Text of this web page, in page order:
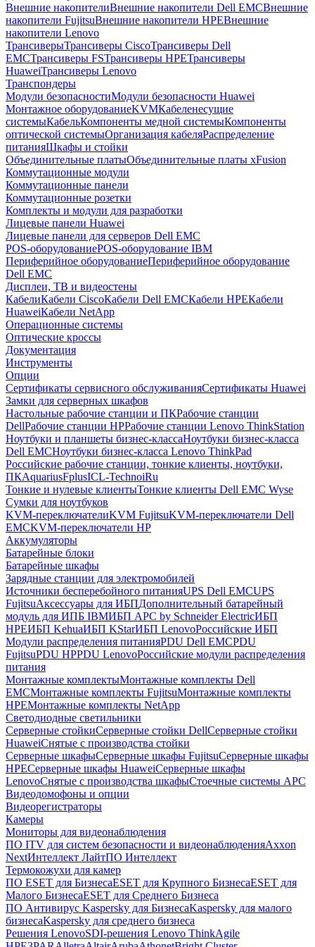
Внешние накопителиВнешние накопители Dell EMCВнешние
накопители FujitsuВнешние накопители HPEВнешние
накопители Lenovo
ТрансиверыТрансиверы CiscoТрансиверы Dell
EMCТрансиверы FSТрансиверы HPEТрансиверы
HuaweiТрансиверы Lenovo
Транспондеры
Модули безопасностиМодули безопасности Huawei
Монтажное оборудованиеKVMКабеленесущие
системыКабельКомпоненты медной системыКомпоненты
оптической системыОрганизация кабеляРаспределение
питанияШкафы и стойки
Объединительные платыОбъединительные платы xFusion
Коммутационные модули
Коммутационные панели
Коммутационные розетки
Комплекты и модули для разработки
Лицевые панели Huawei
Лицевые панели для серверов Dell EMC
POS-оборудованиеPOS-оборудование IBM
Периферийное оборудованиеПериферийное оборудование
Dell EMC
Дисплеи, ТВ и видеостены
КабелиКабели CiscoКабели Dell EMCКабели HPEКабели
HuaweiКабели NetApp
Операционные системы
Оптические кроссы
Документация
Инструменты
Опции
Сертификаты сервисного обслуживанияСертификаты Huawei
Замки для серверных шкафов
Настольные рабочие станции и ПКРабочие станции
DellРабочие станции HPРабочие станции Lenovo ThinkStation
Ноутбуки и планшеты бизнес-классаНоутбуки бизнес-класса
Dell EMCНоутбуки бизнес-класса Lenovo ThinkPad
Российские рабочие станции, тонкие клиенты, ноутбуки,
ПКAquariusFplusICL-TechnoiRu
Тонкие и нулевые клиентыТонкие клиенты Dell EMC Wyse
Сумки для ноутбуков
KVM-переключателиKVM FujitsuKVM-переключатели Dell
EMCKVM-переключатели HP
Аккумуляторы
Батарейные блоки
Батарейные шкафы
Зарядные станции для электромобилей
Источники бесперебойного питанияUPS Dell EMCUPS
FujitsuАксессуары для ИБПДополнительный батарейный
модуль для ИПБ IBMИБП APC by Schneider ElectricИБП
HPEИБП KehuaИБП KStarИБП LenovoРоссийские ИБП
Модули распределения питанияPDU Dell EMCPDU
FujitsuPDU HPPDU LenovoРоссийские модули распределения
питания
Монтажные комплектыМонтажные комплекты Dell
EMCМонтажные комплекты FujitsuМонтажные комплекты
HPEМонтажные комплекты NetApp
Светодиодные светильники
Серверные стойкиСерверные стойки DellСерверные стойки
HuaweiСнятые с производства стойки
Серверные шкафыСерверные шкафы FujitsuСерверные шкафы
HPEСерверные шкафы HuaweiСерверные шкафы
LenovoСнятые с производства шкафыСтоечные системы APC
Видеодомофоны и опции
Видеорегистраторы
Камеры
Мониторы для видеонаблюдения
ПО ITV для систем безопасности и видеонаблюденияAxxon
NextИнтеллект ЛайтПО Интеллект
Термокожухи для камер
ПО ESET для БизнесаESET для Крупного БизнесаESET для
Малого БизнесаESET для Среднего Бизнеса
ПО Антивирус Kaspersky для БизнесаKaspersky для малого
бизнесаKaspersky для среднего бизнеса
Решения LenovoSDI-решения Lenovo ThinkAgile